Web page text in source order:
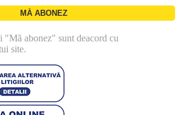
"Mă abonez" sunt deacord cu
site.